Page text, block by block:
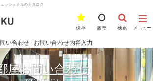
ッショナルのカタロク
メニュー
検索
履歴
保存
い合わせ - お問い合わせ内容入力
屋お問い合わせ